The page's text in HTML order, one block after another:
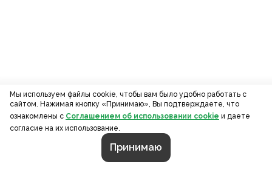
Мы используем файлы cookie, чтобы вам было удобно работать с
сайтом. Нажимая кнопку «Принимаю», Вы подтверждаете, что
ознакомлены с Соглашением об использовании cookie и даете
согласие на их использование.
Принимаю